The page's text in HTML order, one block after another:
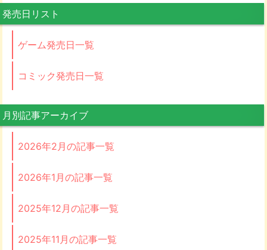
発売日リスト
ゲーム発売日一覧
コミック発売日一覧
月別記事アーカイブ
2026年2月の記事一覧
2026年1月の記事一覧
2025年12月の記事一覧
2025年11月の記事一覧